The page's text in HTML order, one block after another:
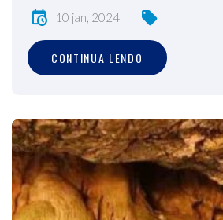
10 jan, 2024
CONTINUA LENDO